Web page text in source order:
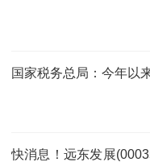
国家税务总局：今年以
快消息！远东发展